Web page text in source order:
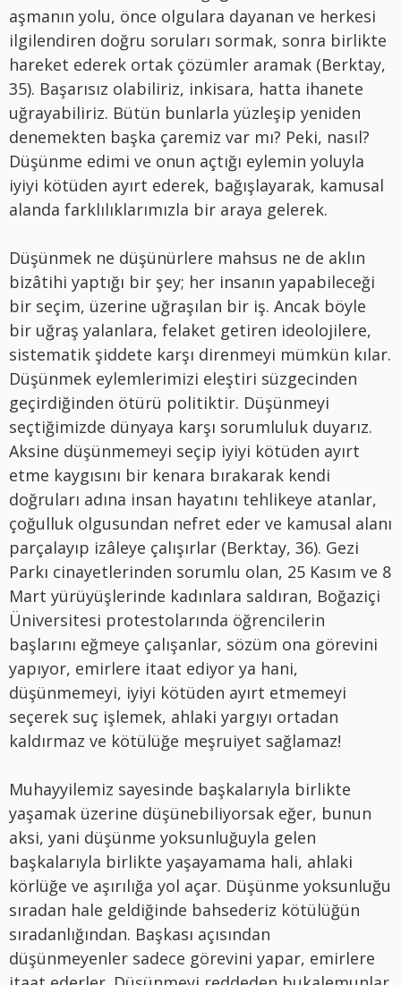
aşmanın yolu, önce olgulara dayanan ve herkesi
ilgilendiren doğru soruları sormak, sonra birlikte
hareket ederek ortak çözümler aramak (Berktay,
35). Başarısız olabiliriz, inkisara, hatta ihanete
uğrayabiliriz. Bütün bunlarla yüzleşip yeniden
denemekten başka çaremiz var mı? Peki, nasıl?
Düşünme edimi ve onun açtığı eylemin yoluyla
iyiyi kötüden ayırt ederek, bağışlayarak, kamusal
alanda farklılıklarımızla bir araya gelerek.
Düşünmek ne düşünürlere mahsus ne de aklın
bizâtihi yaptığı bir şey; her insanın yapabileceği
bir seçim, üzerine uğraşılan bir iş. Ancak böyle
bir uğraş yalanlara, felaket getiren ideolojilere,
sistematik şiddete karşı direnmeyi mümkün kılar.
Düşünmek eylemlerimizi eleştiri süzgecinden
geçirdiğinden ötürü politiktir. Düşünmeyi
seçtiğimizde dünyaya karşı sorumluluk duyarız.
Aksine düşünmemeyi seçip iyiyi kötüden ayırt
etme kaygısını bir kenara bırakarak kendi
doğruları adına insan hayatını tehlikeye atanlar,
çoğulluk olgusundan nefret eder ve kamusal alanı
parçalayıp izâleye çalışırlar (Berktay, 36). Gezi
Parkı cinayetlerinden sorumlu olan, 25 Kasım ve 8
Mart yürüyüşlerinde kadınlara saldıran, Boğaziçi
Üniversitesi protestolarında öğrencilerin
başlarını eğmeye çalışanlar, sözüm ona görevini
yapıyor, emirlere itaat ediyor ya hani,
düşünmemeyi, iyiyi kötüden ayırt etmemeyi
seçerek suç işlemek, ahlaki yargıyı ortadan
kaldırmaz ve kötülüğe meşruiyet sağlamaz!
Muhayyilemiz sayesinde başkalarıyla birlikte
yaşamak üzerine düşünebiliyorsak eğer, bunun
aksi, yani düşünme yoksunluğuyla gelen
başkalarıyla birlikte yaşayamama hali, ahlaki
körlüğe ve aşırılığa yol açar. Düşünme yoksunluğu
sıradan hale geldiğinde bahsederiz kötülüğün
sıradanlığından. Başkası açısından
düşünmeyenler sadece görevini yapar, emirlere